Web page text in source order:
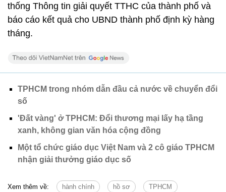
thống Thông tin giải quyết TTHC của thành phố và
báo cáo kết quả cho UBND thành phố định kỳ hàng
tháng.
TPHCM trong nhóm dẫn đầu cả nước về chuyển đổi
số
'Đất vàng' ở TPHCM: Đổi thương mại lấy hạ tầng
xanh, không gian văn hóa cộng đồng
Một tổ chức giáo dục Việt Nam và 2 cô giáo TPHCM
nhận giải thưởng giáo dục số
Xem thêm về: hành chính hồ sơ TPHCM